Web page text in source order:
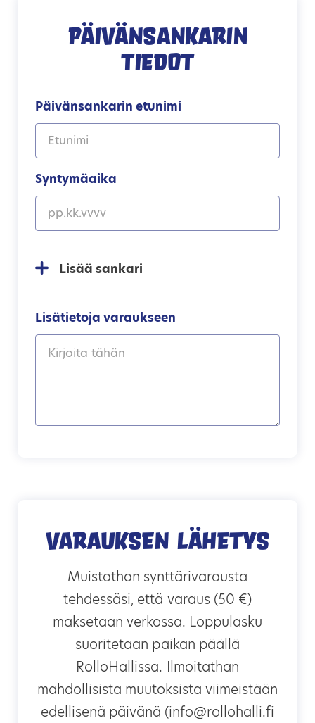
Päivänsankarin
tiedot
Päivänsankarin etunimi
Syntymäaika
Lisää sankari
Lisätietoja varaukseen
Varauksen lähetys
Muistathan synttärivarausta
tehdessäsi, että varaus (50 €)
maksetaan verkossa. Loppulasku
suoritetaan paikan päällä
RolloHallissa. Ilmoitathan
mahdollisista muutoksista viimeistään
edellisenä päivänä (info@rollohalli.fi